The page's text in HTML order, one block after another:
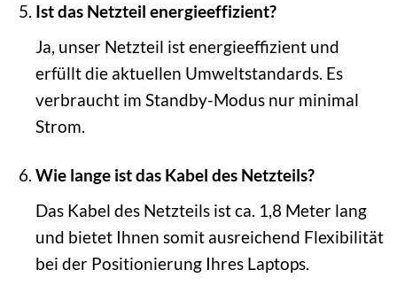
Ist das Netzteil energieeffizient?
Ja, unser Netzteil ist energieeffizient und
erfüllt die aktuellen Umweltstandards. Es
verbraucht im Standby-Modus nur minimal
Strom.
Wie lange ist das Kabel des Netzteils?
Das Kabel des Netzteils ist ca. 1,8 Meter lang
und bietet Ihnen somit ausreichend Flexibilität
bei der Positionierung Ihres Laptops.